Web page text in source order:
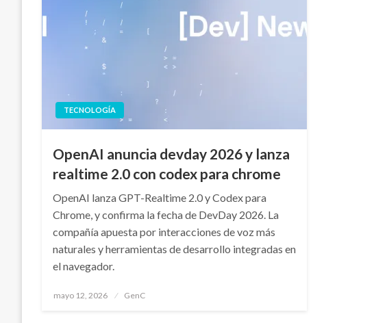
TECNOLOGÍA
OpenAI anuncia devday 2026 y lanza
realtime 2.0 con codex para chrome
OpenAI lanza GPT-Realtime 2.0 y Codex para
Chrome, y confirma la fecha de DevDay 2026. La
compañía apuesta por interacciones de voz más
naturales y herramientas de desarrollo integradas en
el navegador.
Publicado
mayo 12, 2026 GenC